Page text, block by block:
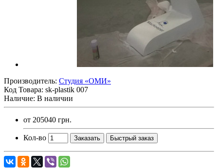
Производитель: Студия «ОМИ»
Код Товара: sk-plastik 007
Наличие: В наличии
от 205040 грн.
Кол-во Заказать Быстрый заказ